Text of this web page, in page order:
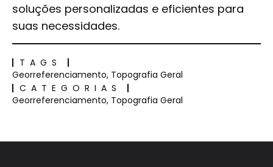
soluções personalizadas e eficientes para
suas necessidades.
TAGS
Georreferenciamento, Topografia Geral
CATEGORIAS
Georreferenciamento, Topografia Geral